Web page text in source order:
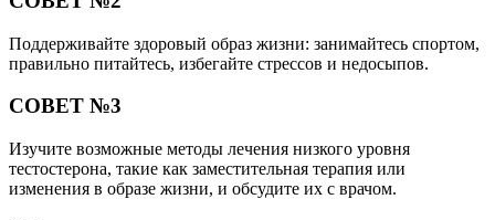
Поддерживайте здоровый образ жизни: занимайтесь спортом,
правильно питайтесь, избегайте стрессов и недосыпов.
СОВЕТ №3
Изучите возможные методы лечения низкого уровня
тестостерона, такие как заместительная терапия или
изменения в образе жизни, и обсудите их с врачом.